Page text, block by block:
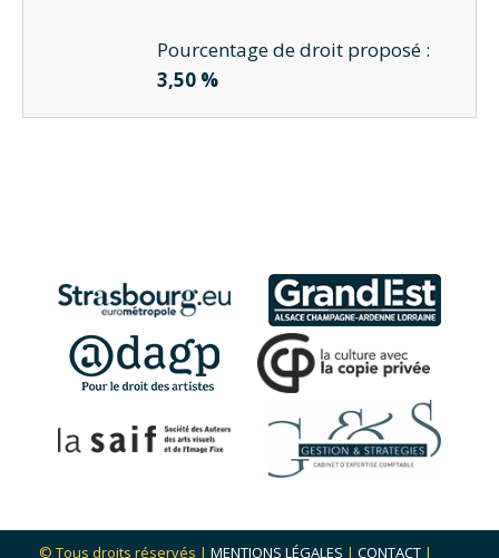
Pourcentage de droit proposé :
3,50 %
© Tous droits réservés | MENTIONS LÉGALES | CONTACT |